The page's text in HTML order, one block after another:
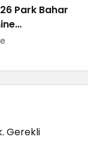
Park Bahar
Gerekli